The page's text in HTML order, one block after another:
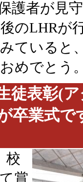
護者が見
のLHRが
ていると
めでとう
徒表彰(
日が
校
賞